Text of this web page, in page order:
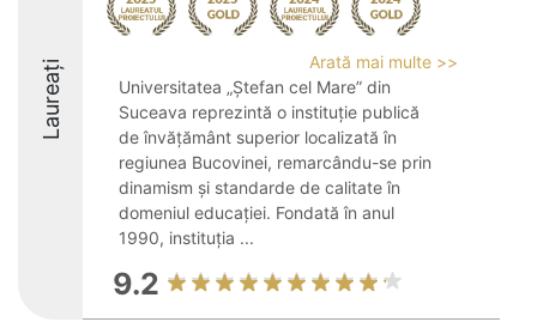
Laureați
Arată mai multe >>
Universitatea „Ștefan cel Mare” din
Suceava reprezintă o instituție publică
de învățământ superior localizată în
regiunea Bucovinei, remarcându-se prin
dinamism și standarde de calitate în
domeniul educației. Fondată în anul
1990, instituția ...
9.2